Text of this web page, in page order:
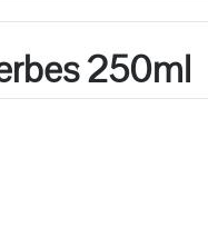
250ml